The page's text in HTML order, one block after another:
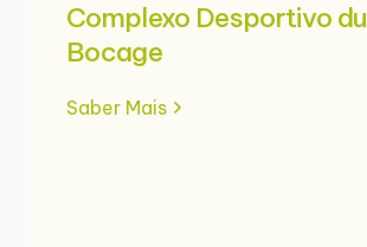
Complexo Desportivo du
Bocage
Saber Mais